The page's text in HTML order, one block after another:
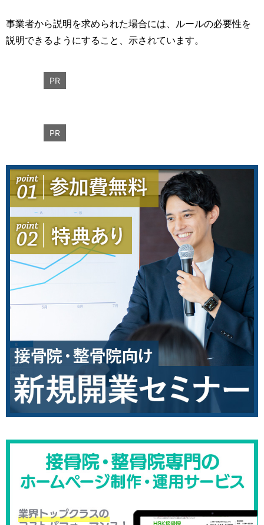
事業者から説明を求められた場合には、ルールの必要性を
説明できるようにすること、示されています。
PR
PR